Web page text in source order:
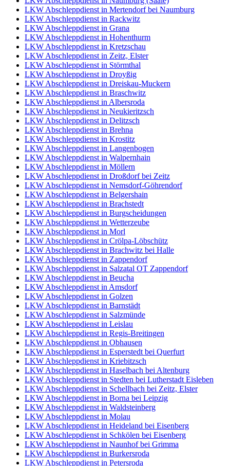
LKW Abschleppdienst in Mertendorf bei Naumburg
LKW Abschleppdienst in Rackwitz
LKW Abschleppdienst in Grana
LKW Abschleppdienst in Hohenthurm
LKW Abschleppdienst in Kretzschau
LKW Abschleppdienst in Zeitz, Elster
LKW Abschleppdienst in Störmthal
LKW Abschleppdienst in Droyßig
LKW Abschleppdienst in Dreiskau-Muckern
LKW Abschleppdienst in Braschwitz
LKW Abschleppdienst in Albersroda
LKW Abschleppdienst in Neukieritzsch
LKW Abschleppdienst in Delitzsch
LKW Abschleppdienst in Brehna
LKW Abschleppdienst in Krostitz
LKW Abschleppdienst in Langenbogen
LKW Abschleppdienst in Walpernhain
LKW Abschleppdienst in Möllern
LKW Abschleppdienst in Droßdorf bei Zeitz
LKW Abschleppdienst in Nemsdorf-Göhrendorf
LKW Abschleppdienst in Belgershain
LKW Abschleppdienst in Brachstedt
LKW Abschleppdienst in Burgscheidungen
LKW Abschleppdienst in Wetterzeube
LKW Abschleppdienst in Morl
LKW Abschleppdienst in Crölpa-Löbschütz
LKW Abschleppdienst in Brachwitz bei Halle
LKW Abschleppdienst in Zappendorf
LKW Abschleppdienst in Salzatal OT Zappendorf
LKW Abschleppdienst in Beucha
LKW Abschleppdienst in Amsdorf
LKW Abschleppdienst in Golzen
LKW Abschleppdienst in Barnstädt
LKW Abschleppdienst in Salzmünde
LKW Abschleppdienst in Leislau
LKW Abschleppdienst in Regis-Breitingen
LKW Abschleppdienst in Obhausen
LKW Abschleppdienst in Esperstedt bei Querfurt
LKW Abschleppdienst in Kriebitzsch
LKW Abschleppdienst in Haselbach bei Altenburg
LKW Abschleppdienst in Stedten bei Lutherstadt Eisleben
LKW Abschleppdienst in Schellbach bei Zeitz, Elster
LKW Abschleppdienst in Borna bei Leipzig
LKW Abschleppdienst in Waldsteinberg
LKW Abschleppdienst in Molau
LKW Abschleppdienst in Heideland bei Eisenberg
LKW Abschleppdienst in Schkölen bei Eisenberg
LKW Abschleppdienst in Naunhof bei Grimma
LKW Abschleppdienst in Burkersroda
LKW Abschleppdienst in Petersroda